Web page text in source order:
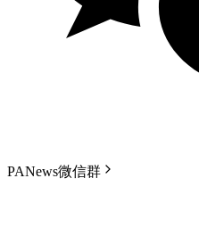
PANews微信群